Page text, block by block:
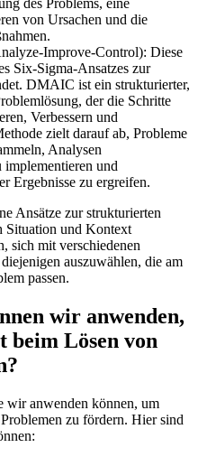
des Problems, eine
von Ursachen und die
Improve-Control): Diese
Six-Sigma-Ansatzes zur
DMAIC ist ein strukturierter,
der die Schritte
Verbessern und
zielt darauf ab, Probleme
Analysen
und
Ergebnisse zu ergreifen.
Ansätze zur strukturierten
Situation und Kontext
sich mit verschiedenen
auszuwählen, die am
passen.
wir anwenden,
Lösen von
wir anwenden können, um
zu fördern. Hier sind